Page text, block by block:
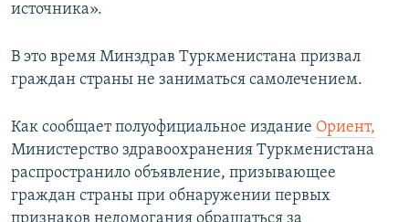
источника».
В это время Минздрав Туркменистана призвал
граждан страны не заниматься самолечением.
Как сообщает полуофициальное издание Ориент,
Министерство здравоохранения Туркменистана
распространило объявление, призывающее
граждан страны при обнаружении первых